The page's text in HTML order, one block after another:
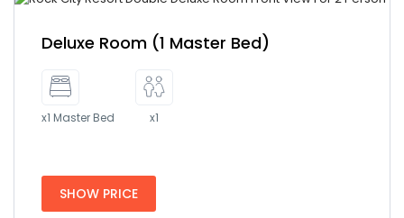
Deluxe Room (1 Master Bed)
x1 Master Bed x1
SHOW PRICE